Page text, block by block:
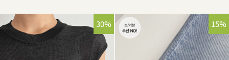
30% 32%
15%